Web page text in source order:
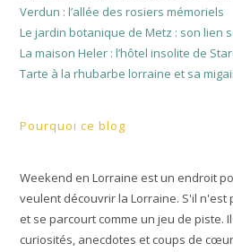
Verdun : l’allée des rosiers mémoriels
Le jardin botanique de Metz : son lien
La maison Heler : l’hôtel insolite de
Tarte à la rhubarbe lorraine et sa
Pourquoi ce blog
Weekend en Lorraine est un endroit
veulent découvrir la Lorraine. S'il n'est
et se parcourt comme un jeu de piste.
curiosités, anecdotes et coups de